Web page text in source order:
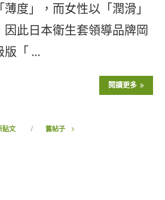
度」，而女性以「潤滑」
此日本衛生套領導品牌岡
版「 …
閱讀更多
貼文 舊帖子